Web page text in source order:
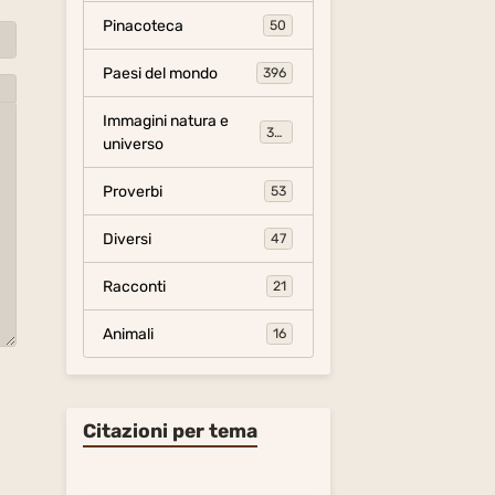
Pinacoteca 50
Paesi del mondo 396
Immagini natura e
universo
306
Proverbi 53
Diversi 47
Racconti 21
Animali 16
Citazioni per tema